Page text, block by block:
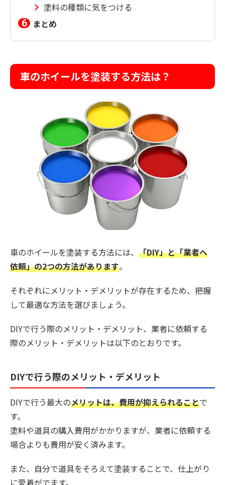
塗料の種類に気をつける
まとめ
車のホイールを塗装する方法は？
車のホイールを塗装する方法には、 「DIY」と「業者へ
依頼」の2つの方法があります。
それぞれにメリット・デメリットが存在するため、把握
して最適な方法を選びましょう。
DIYで行う際のメリット・デメリット、業者に依頼する
際のメリット・デメリットは以下のとおりです。
DIYで行う際のメリット・デメリット
DIYで行う最大のメリットは、費用が抑えられることで
す。
塗料や道具の購入費用がかかりますが、業者に依頼する
場合よりも費用が安く済みます。
また、自分で道具をそろえて塗装することで、仕上がり
に愛着がでます。